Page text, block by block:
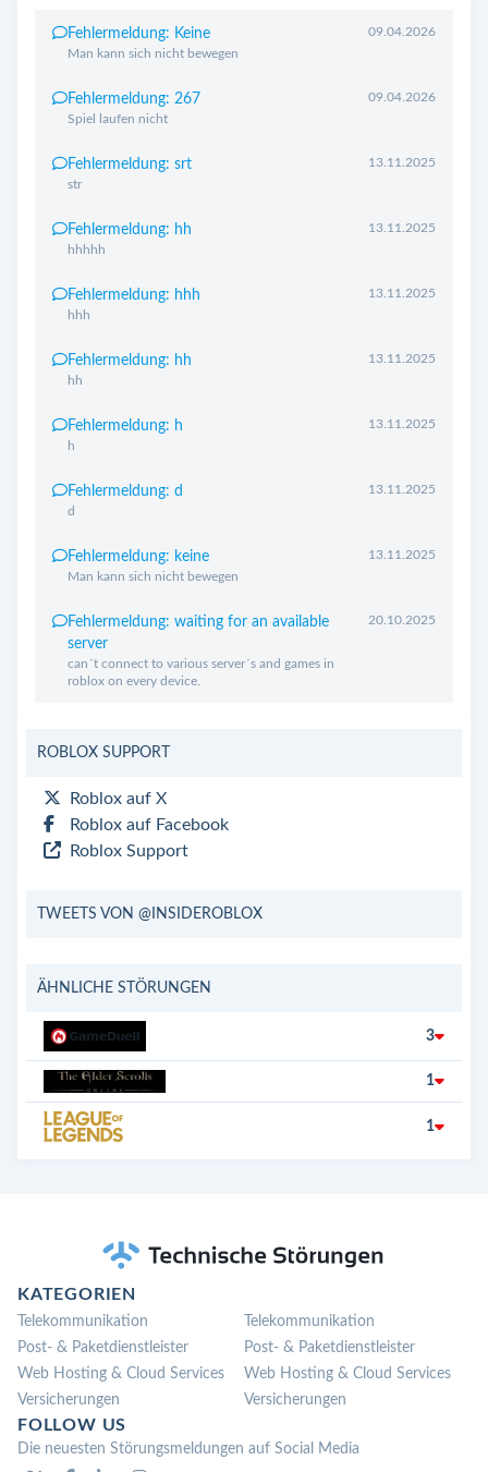
Fehlermeldung: Keine
Man kann sich nicht bewegen
09.04.2026
Fehlermeldung: 267
Spiel laufen nicht
09.04.2026
Fehlermeldung: srt
str
13.11.2025
Fehlermeldung: hh
hhhhh
13.11.2025
Fehlermeldung: hhh
hhh
13.11.2025
Fehlermeldung: hh
hh
13.11.2025
Fehlermeldung: h
h
13.11.2025
Fehlermeldung: d
d
13.11.2025
Fehlermeldung: keine
Man kann sich nicht bewegen
13.11.2025
Fehlermeldung: waiting for an available
server
can´t connect to various server´s and games in
roblox on every device.
20.10.2025
ROBLOX SUPPORT
Roblox auf X
Roblox auf Facebook
Roblox Support
TWEETS VON @INSIDEROBLOX
ÄHNLICHE STÖRUNGEN
3
1
1
KATEGORIEN
Telekommunikation
Post- & Paketdienstleister
Web Hosting & Cloud Services
Versicherungen
Telekommunikation
Post- & Paketdienstleister
Web Hosting & Cloud Services
Versicherungen
FOLLOW US
Die neuesten Störungsmeldungen auf Social Media